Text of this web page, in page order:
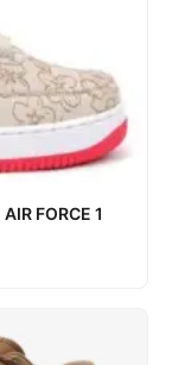
FORCE 1